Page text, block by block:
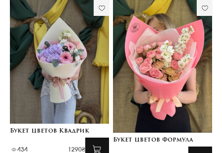
Букет цветов Квадрик
434 1290₴
Букет цветов Формула